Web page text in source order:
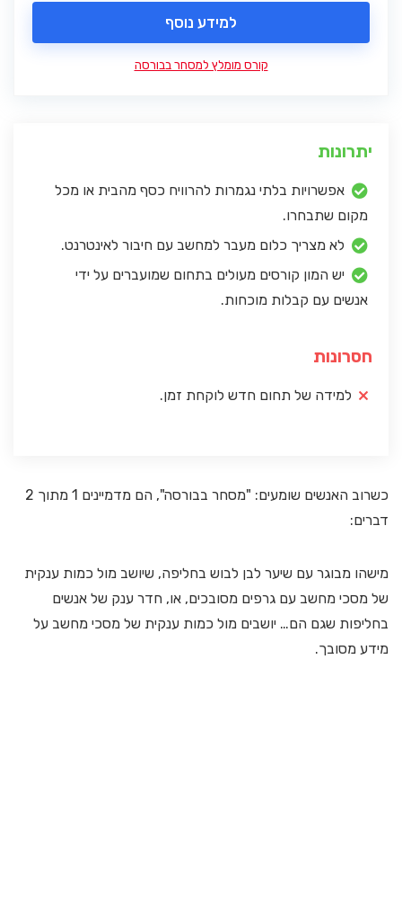
למידע נוסף
קורס מומלץ למסחר בבורסה
יתרונות
אפשרויות בלתי נגמרות להרוויח כסף מהבית או מכל
מקום שתבחרו.
לא מצריך כלום מעבר למחשב עם חיבור לאינטרנט.
יש המון קורסים מעולים בתחום שמועברים על ידי
אנשים עם קבלות מוכחות.
חסרונות
למידה של תחום חדש לוקחת זמן.
כשרוב האנשים שומעים: "מסחר בבורסה", הם מדמיינים 1 מתוך 2
דברים:
מישהו מבוגר עם שיער לבן לבוש בחליפה, שיושב מול כמות ענקית
של מסכי מחשב עם גרפים מסובכים, או, חדר ענק של אנשים
בחליפות שגם הם… יושבים מול כמות ענקית של מסכי מחשב על
מידע מסובך.